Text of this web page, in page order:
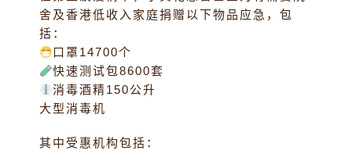
舍及香港低收入家庭捐赠以下物品应急，包
括：
口罩14700个
快速测试包8600套
消毒酒精150公升
大型消毒机
其中受惠机构包括：